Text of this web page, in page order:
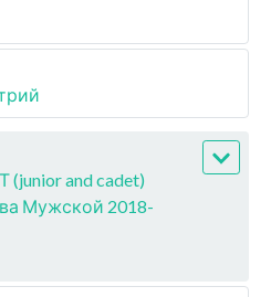
and cadet)
Мужской 2018-